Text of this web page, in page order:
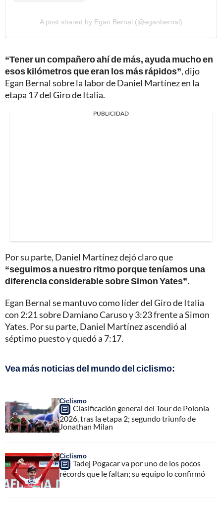
A post shared by Egan Bernal (@eganbernal)
“Tener un compañero ahí de más, ayuda mucho en
esos kilómetros que eran los más rápidos”, dijo
Egan Bernal sobre la labor de Daniel Martínez en la
etapa 17 del Giro de Italia.
PUBLICIDAD
Por su parte, Daniel Martínez dejó claro que
“seguimos a nuestro ritmo porque teníamos una
diferencia considerable sobre Simon Yates”.
Egan Bernal se mantuvo como líder del Giro de Italia
con 2:21 sobre Damiano Caruso y 3:23 frente a Simon
Yates. Por su parte, Daniel Martínez ascendió al
séptimo puesto y quedó a 7:17.
Vea más noticias del mundo del ciclismo:
Ciclismo
Clasificación general del Tour de Polonia
2026, tras la etapa 2; segundo triunfo de
Jonathan Milan
Ciclismo
Tadej Pogacar va por uno de los pocos
récords que le faltan; su equipo lo confirmó